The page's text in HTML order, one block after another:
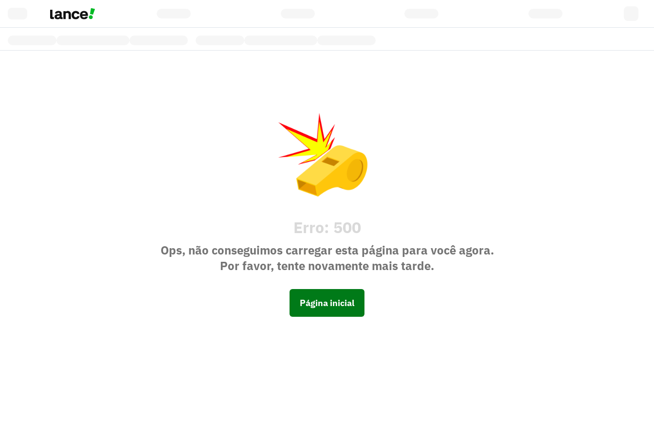
Erro: 500
Ops, não conseguimos carregar esta página para você agora.
Por favor, tente novamente mais tarde.
Página inicial